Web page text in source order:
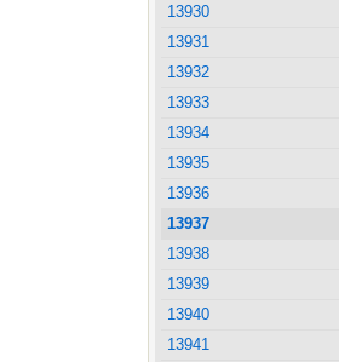
13930
13931
13932
13933
13934
13935
13936
13937
13938
13939
13940
13941